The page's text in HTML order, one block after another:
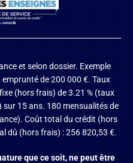
et selon dossier. Exemple
de 200 000 €. Taux
(hors frais) de 3.21 % (taux
15 ans. 180 mensualités de
Coût total du crédit (hors
dû (hors frais) : 256 820,53 €.
que ce soit, ne peut être